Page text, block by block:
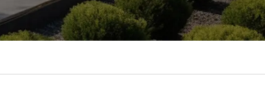
Macetas de aluminio
Macetas de acero corten
Cama de jardín elevada de metal
Noticias de la industria